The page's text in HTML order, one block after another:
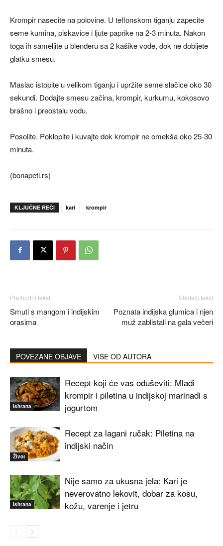
Krompir nasecite na polovine. U teflonskom tiganju zapecite
seme kumina, piskavice i ljute paprike na 2-3 minuta. Nakon
toga ih sameljite u blenderu sa 2 kašike vode, dok ne dobijete
glatku smesu.
Maslac istopite u velikom tiganju i upržite seme slačice oko 30
sekundi. Dodajte smesu začina, krompir, kurkumu, kokosovo
brašno i preostalu vodu.
Posolite. Poklopite i kuvajte dok krompir ne omekša oko 25-30
minuta.
(bonapeti.rs)
KLJUČNE REČI kari krompir
Prethodni tekst
Smuti s mangom i indijskim
orasima
Sledeći tekst
Poznata indijska glumica i njen
muž zablistali na gala večeri
POVEZANE OBJAVE VIŠE OD AUTORA
Ishrana
Recept koji će vas oduševiti: Mladi
krompir i piletina u indijskoj marinadi s
jogurtom
Život
Recept za lagani ručak: Piletina na
indijski način
Ishrana
Nije samo za ukusna jela: Kari je
neverovatno lekovit, dobar za kosu,
kožu, varenje i jetru